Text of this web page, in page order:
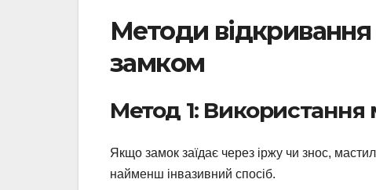
Методи
замком
Метод 1: Використання
Якщо замок заїдає через іржу чи знос,
найменш інвазивний спосіб.